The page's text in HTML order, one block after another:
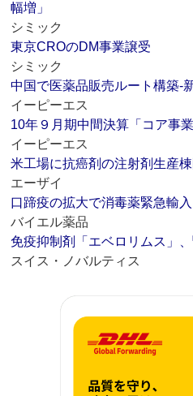
幅増」
シミック
東京CROのDM事業譲受
シミック
中国で医薬品販売ルート構築‐
イーピーエス
10年９月期中間決算「コア事
イーピーエス
米工場に抗癌剤の注射剤生産
エーザイ
口蹄疫の拡大で消毒薬緊急輸入
バイエル薬品
免疫抑制剤「エベロリムス」
スイス・ノバルティス